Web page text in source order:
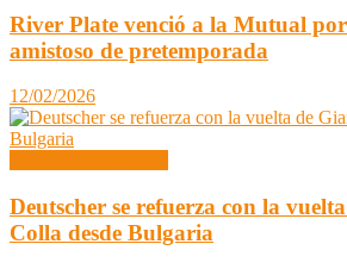
River Plate venció a la Mutual
amistoso de pretemporada
12/02/2026
Deutscher se refuerza con la
Colla desde Bulgaria